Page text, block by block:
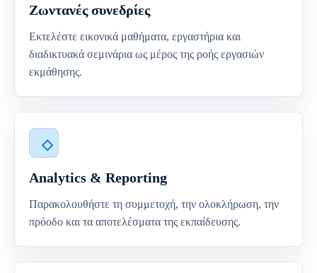
Ζωντανές συνεδρίες
Εκτελέστε εικονικά μαθήματα, εργαστήρια και
διαδικτυακά σεμινάρια ως μέρος της ροής εργασιών
εκμάθησης.
Analytics & Reporting
Παρακολουθήστε τη συμμετοχή, την ολοκλήρωση, την
πρόοδο και τα αποτελέσματα της εκπαίδευσης.